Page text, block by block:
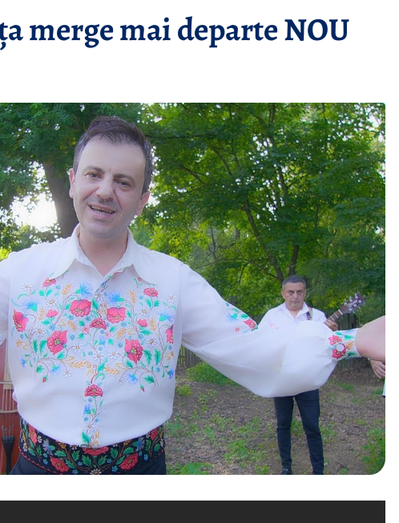
merge mai departe NOU